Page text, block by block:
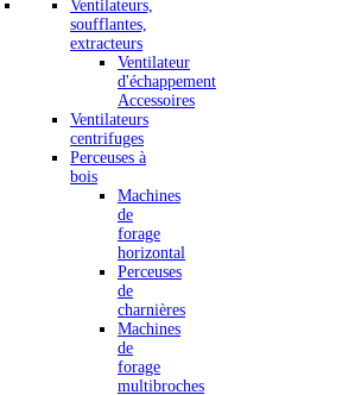
Ventilateurs,
soufflantes,
extracteurs
Ventilateur
d'échappement
Accessoires
Ventilateurs
centrifuges
Perceuses à
bois
Machines
de
forage
horizontal
Perceuses
de
charnières
Machines
de
forage
multibroches